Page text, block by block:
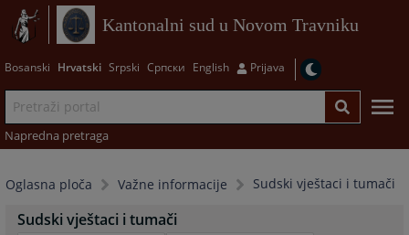
Kantonalni sud u Novom Travniku
Bosanski Hrvatski Srpski Српски English Prijava
Napredna pretraga
Oglasna ploča Važne informacije Sudski vještaci i tumači
Sudski vještaci i tumači